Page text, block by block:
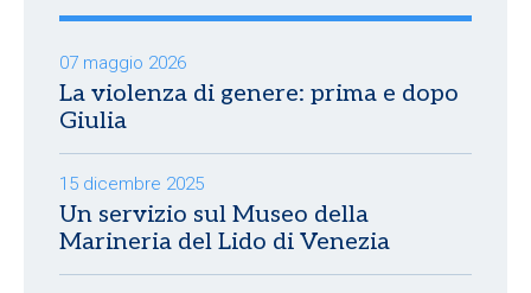
07 maggio 2026
La violenza di genere: prima e dopo
Giulia
15 dicembre 2025
Un servizio sul Museo della
Marineria del Lido di Venezia